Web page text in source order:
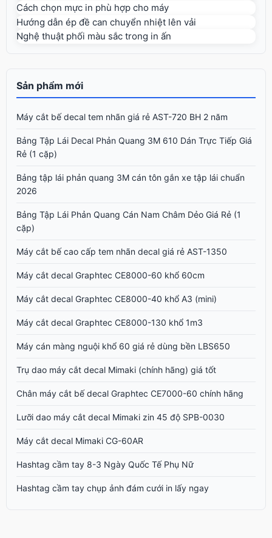
Cách chọn mực in phù hợp cho máy
Hướng dẫn ép đề can chuyển nhiệt lên vải
Nghệ thuật phối màu sắc trong in ấn
Sản phẩm mới
Máy cắt bế decal tem nhãn giá rẻ AST-720 BH 2 năm
Bảng Tập Lái Decal Phản Quang 3M 610 Dán Trực Tiếp Giá
Rẻ (1 cặp)
Bảng tập lái phản quang 3M cán tôn gắn xe tập lái chuẩn
2026
Bảng Tập Lái Phản Quang Cán Nam Châm Dẻo Giá Rẻ (1
cặp)
Máy cắt bế cao cấp tem nhãn decal giá rẻ AST-1350
Máy cắt decal Graphtec CE8000-60 khổ 60cm
Máy cắt decal Graphtec CE8000-40 khổ A3 (mini)
Máy cắt decal Graphtec CE8000-130 khổ 1m3
Máy cán màng nguội khổ 60 giá rẻ dùng bền LBS650
Trụ dao máy cắt decal Mimaki (chính hãng) giá tốt
Chân máy cắt bế decal Graphtec CE7000-60 chính hãng
Lưỡi dao máy cắt decal Mimaki zin 45 độ SPB-0030
Máy cắt decal Mimaki CG-60AR
Hashtag cầm tay 8-3 Ngày Quốc Tế Phụ Nữ
Hashtag cầm tay chụp ảnh đám cưới in lấy ngay